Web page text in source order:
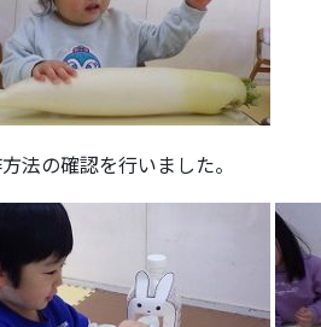
法の確認を行いました。